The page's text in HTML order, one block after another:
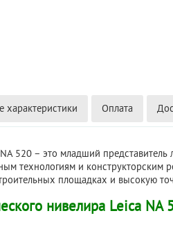
характеристики Оплата
520 – это младший
технологиям и
площадках и высокую
нивелира Leica NA